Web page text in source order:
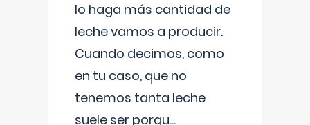
lo haga más cantidad de
leche vamos a producir.
Cuando decimos, como
en tu caso, que no
tenemos tanta leche
suele ser porqu...